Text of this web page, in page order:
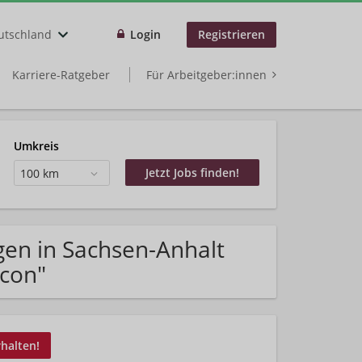
Login Registrieren
Karriere-Ratgeber Für Arbeitgeber:innen
Umkreis
100 km
in Sachsen-Anhalt